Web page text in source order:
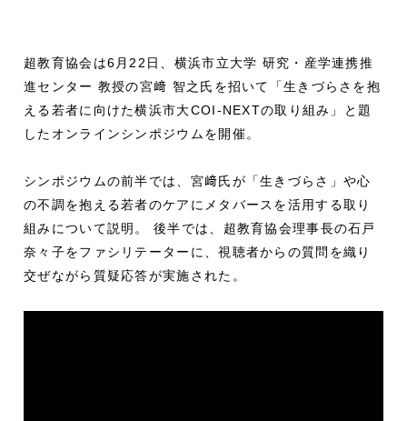
超教育協会は6月22日、横浜市立大学 研究・産学連携推
進センター 教授の宮﨑 智之氏を招いて「生きづらさを抱
える若者に向けた横浜市大COI-NEXTの取り組み」と題
したオンラインシンポジウムを開催。
シンポジウムの前半では、宮﨑氏が「生きづらさ」や心
の不調を抱える若者のケアにメタバースを活用する取り
組みについて説明。 後半では、超教育協会理事長の石戸
奈々子をファシリテーターに、視聴者からの質問を織り
交ぜながら質疑応答が実施された。